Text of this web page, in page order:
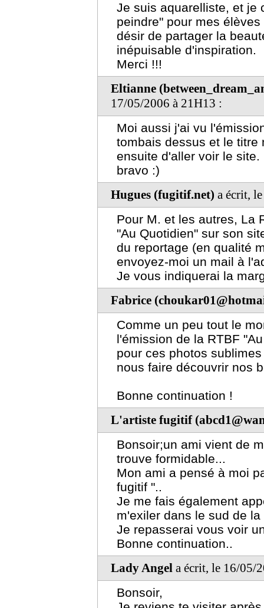
Je suis aquarelliste, et je
peindre" pour mes
désir de partager la
inépuisable d'inspiration.
Merci !!!
Eltianne
17/05/2006 à 21H13 :
Moi aussi j'ai vu
tombais dessus et le titre
ensuite d'aller voir le
bravo :)
Hugues (fugitif.net) a écrit,
Pour M. et les autres, La
"Au Quotidien" sur son
du reportage (en qualité
envoyez-moi un mail à
Je vous indiquerai la
Fabrice
Comme un peu tout le
l'émission de la RTBF
pour ces photos
nous faire découvrir nos
Bonne continuation !
L'artiste fugitif
Bonsoir;un ami vient de
trouve formidable...
Mon ami a pensé à moi
fugitif "..
Je me fais également
m'exiler dans le sud de la
Je repasserai vous voir
Bonne continuation..
Lady Angel a écrit, le 16/05/
Bonsoir,